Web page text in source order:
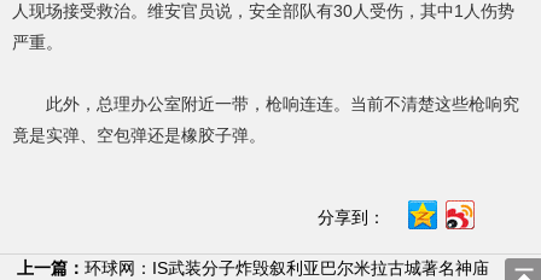
人现场接受救治。维安官员说，安全部队有30人受伤，其中1人伤势
严重。
此外，总理办公室附近一带，枪响连连。当前不清楚这些枪响究
竟是实弹、空包弹还是橡胶子弹。
分享到：
上一篇： 环球网：IS武装分子炸毁叙利亚巴尔米拉古城著名神庙